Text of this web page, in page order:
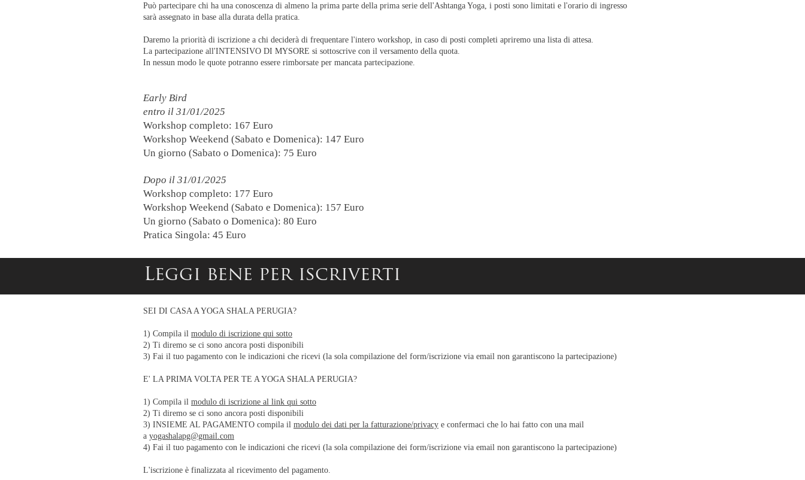
Può partecipare chi ha una conoscenza di almeno la prima parte della prima serie dell'Ashtanga Yoga, i posti sono limitati e l'orario di ingresso
sarà assegnato in base alla durata della pratica.
Daremo la priorità di iscrizione a chi deciderà di frequentare l'intero workshop, in caso di posti completi apriremo una lista di attesa.
La partecipazione all'INTENSIVO DI MYSORE si sottoscrive con il versamento della quota.
In nessun modo le quote potranno essere rimborsate per mancata partecipazione.
Early Bird
entro il 31/01/2025
Workshop completo: 167 Euro
Workshop Weekend (Sabato e Domenica): 147 Euro
Un giorno (Sabato o Domenica): 75 Euro
Dopo il 31/01/2025
Workshop completo: 177 Euro
Workshop Weekend (Sabato e Domenica): 157 Euro
Un giorno (Sabato o Domenica): 80 Euro
Pratica Singola: 45 Euro
Leggi bene per iscriverti
SEI DI CASA A YOGA SHALA PERUGIA?
1) Compila il modulo di iscrizione qui sotto
2) Ti diremo se ci sono ancora posti disponibili
3) Fai il tuo pagamento con le indicazioni che ricevi (la sola compilazione del form/iscrizione via email non garantiscono la partecipazione)
E' LA PRIMA VOLTA PER TE A YOGA SHALA PERUGIA?
1) Compila il modulo di iscrizione al link qui sotto
2) Ti diremo se ci sono ancora posti disponibili
3) INSIEME AL PAGAMENTO compila il modulo dei dati per la fatturazione/privacy e confermaci che lo hai fatto con una mail
a yogashalapg@gmail.com
4) Fai il tuo pagamento con le indicazioni che ricevi (la sola compilazione dei form/iscrizione via email non garantiscono la partecipazione)
L'iscrizione è finalizzata al ricevimento del pagamento.